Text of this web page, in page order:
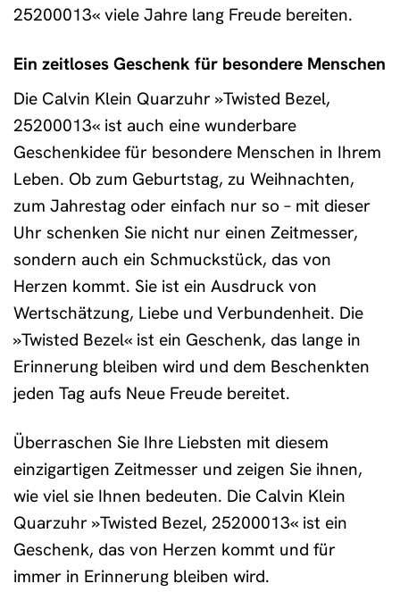
25200013« viele Jahre lang Freude bereiten.
Ein zeitloses Geschenk für besondere Menschen
Die Calvin Klein Quarzuhr »Twisted Bezel,
25200013« ist auch eine wunderbare
Geschenkidee für besondere Menschen in Ihrem
Leben. Ob zum Geburtstag, zu Weihnachten,
zum Jahrestag oder einfach nur so – mit dieser
Uhr schenken Sie nicht nur einen Zeitmesser,
sondern auch ein Schmuckstück, das von
Herzen kommt. Sie ist ein Ausdruck von
Wertschätzung, Liebe und Verbundenheit. Die
»Twisted Bezel« ist ein Geschenk, das lange in
Erinnerung bleiben wird und dem Beschenkten
jeden Tag aufs Neue Freude bereitet.
Überraschen Sie Ihre Liebsten mit diesem
einzigartigen Zeitmesser und zeigen Sie ihnen,
wie viel sie Ihnen bedeuten. Die Calvin Klein
Quarzuhr »Twisted Bezel, 25200013« ist ein
Geschenk, das von Herzen kommt und für
immer in Erinnerung bleiben wird.